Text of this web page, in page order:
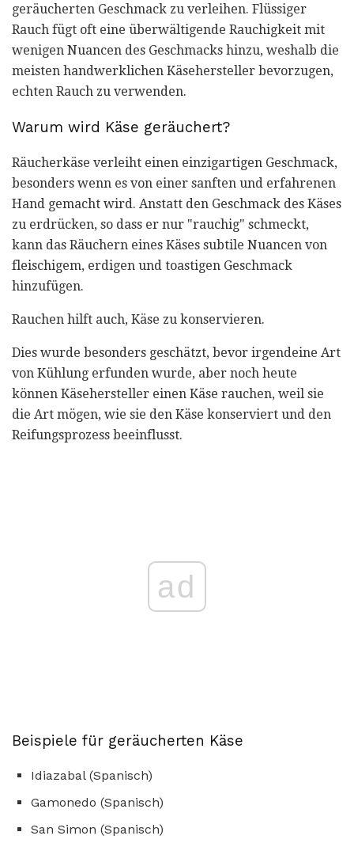
geräucherten Geschmack zu verleihen. Flüssiger
Rauch fügt oft eine überwältigende Rauchigkeit mit
wenigen Nuancen des Geschmacks hinzu, weshalb die
meisten handwerklichen Käsehersteller bevorzugen,
echten Rauch zu verwenden.
Warum wird Käse geräuchert?
Räucherkäse verleiht einen einzigartigen Geschmack,
besonders wenn es von einer sanften und erfahrenen
Hand gemacht wird. Anstatt den Geschmack des Käses
zu erdrücken, so dass er nur "rauchig" schmeckt,
kann das Räuchern eines Käses subtile Nuancen von
fleischigem, erdigen und toastigen Geschmack
hinzufügen.
Rauchen hilft auch, Käse zu konservieren.
Dies wurde besonders geschätzt, bevor irgendeine Art
von Kühlung erfunden wurde, aber noch heute
können Käsehersteller einen Käse rauchen, weil sie
die Art mögen, wie sie den Käse konserviert und den
Reifungsprozess beeinflusst.
ad
Beispiele für geräucherten Käse
Idiazabal (Spanisch)
Gamonedo (Spanisch)
San Simon (Spanisch)